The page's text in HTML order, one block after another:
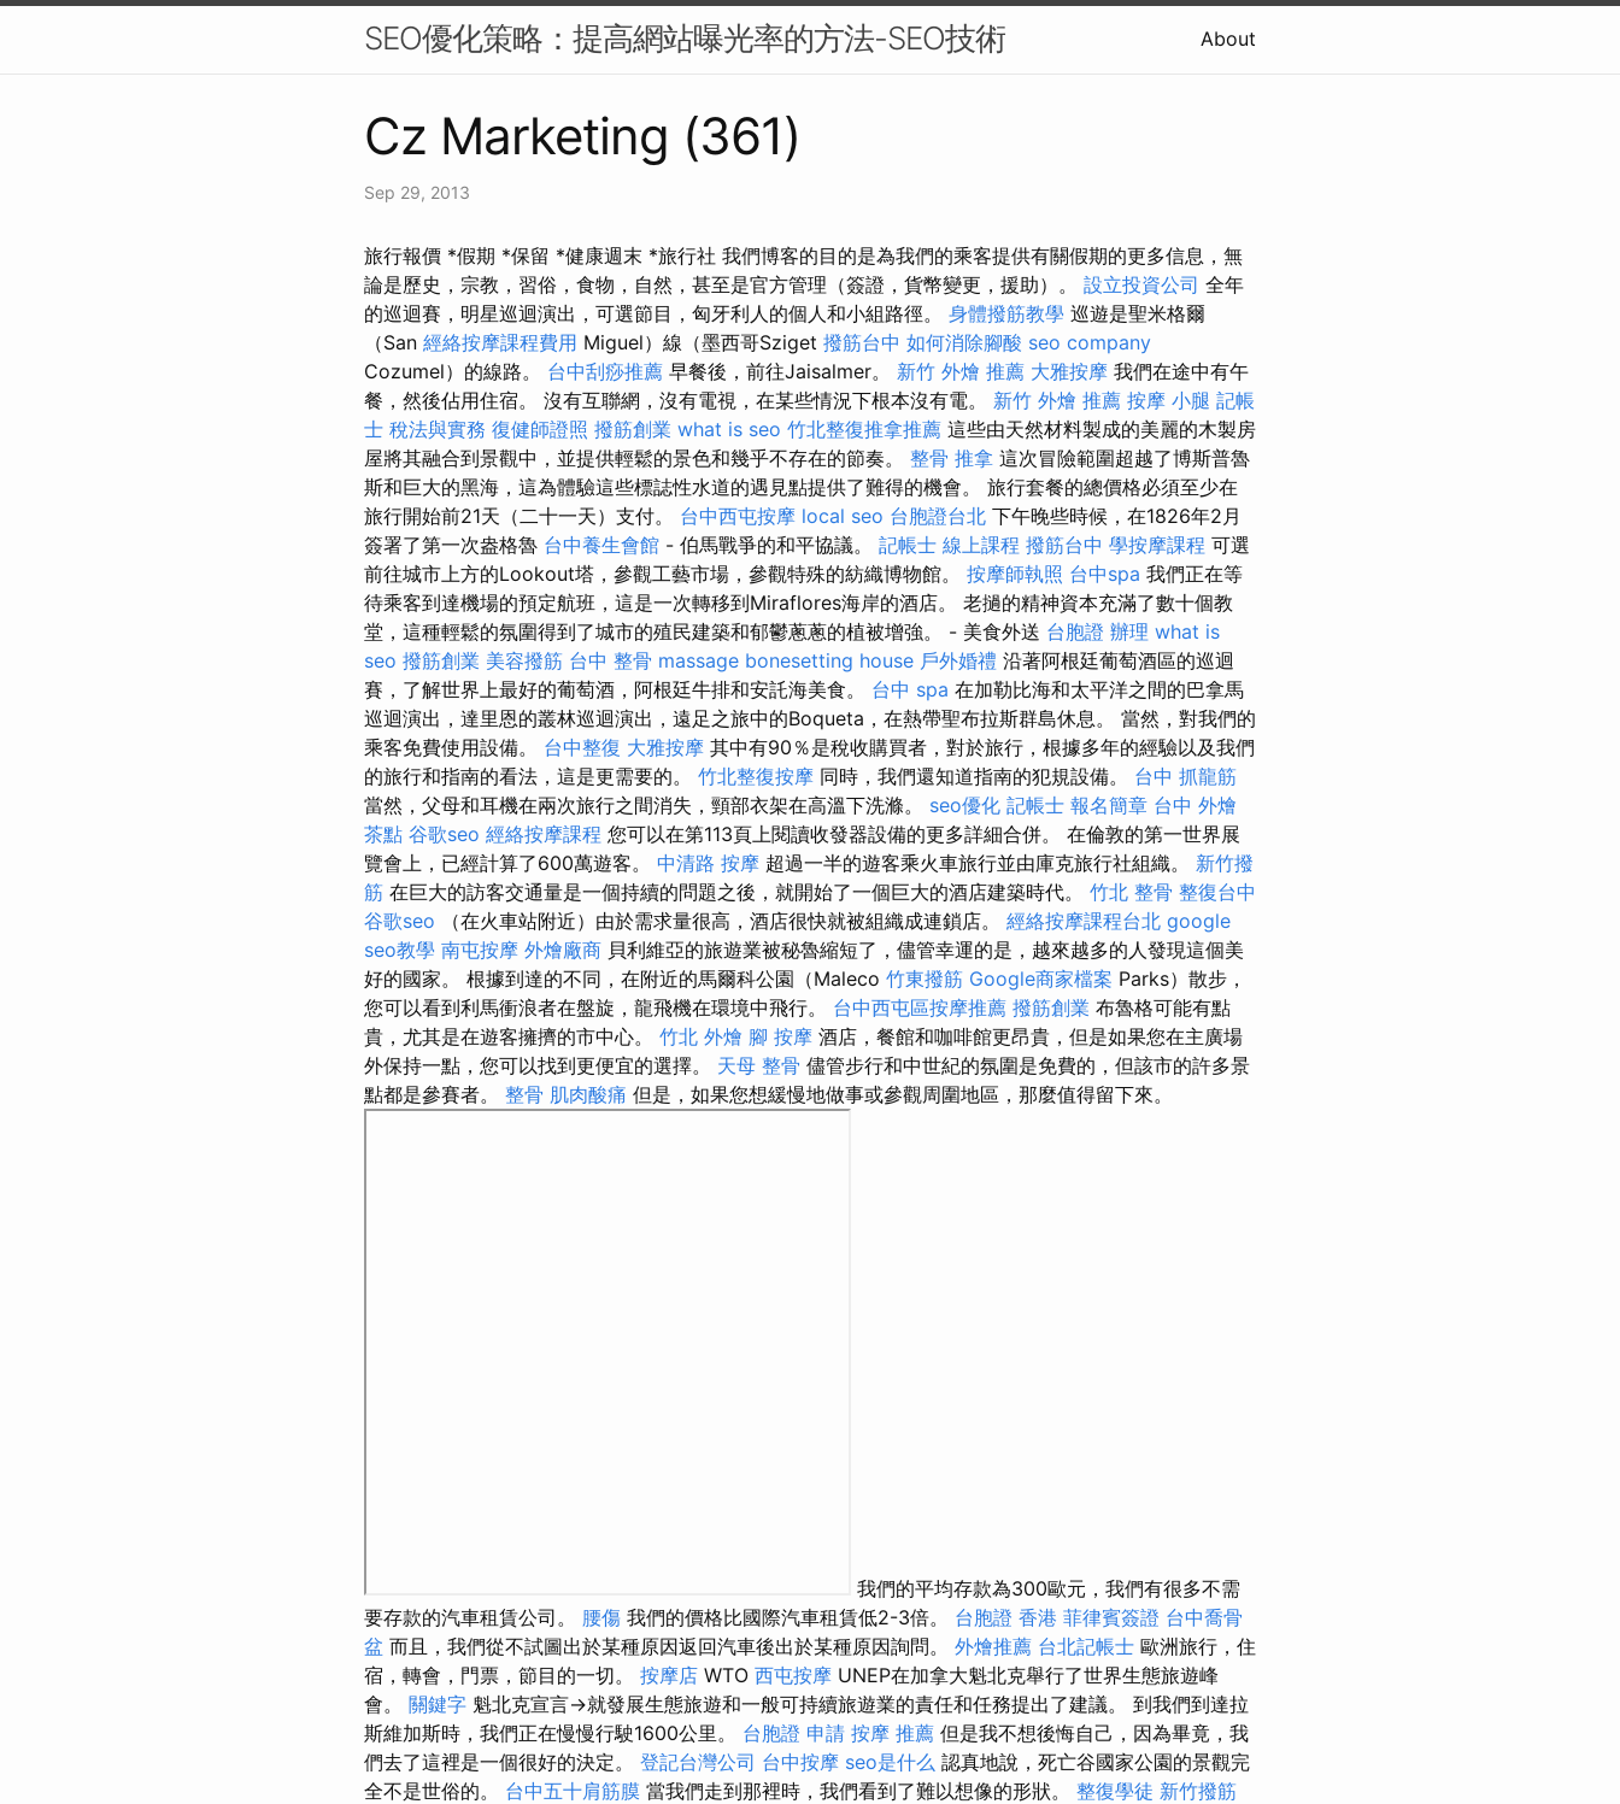
SEO優化策略：提高網站曝光率的方法-SEO技術 About
Cz Marketing (361)
Sep 29, 2013
旅行報價 *假期 *保留 *健康週末 *旅行社 我們博客的目的是為我們的乘客提供有關假期的更多信息，無
論是歷史，宗教，習俗，食物，自然，甚至是官方管理（簽證，貨幣變更，援助）。 設立投資公司 全年
的巡迴賽，明星巡迴演出，可選節目，匈牙利人的個人和小組路徑。 身體撥筋教學 巡遊是聖米格爾
（San 經絡按摩課程費用 Miguel）線（墨西哥Sziget 撥筋台中 如何消除腳酸 seo company
Cozumel）的線路。 台中刮痧推薦 早餐後，前往Jaisalmer。 新竹 外燴 推薦 大雅按摩 我們在途中有午
餐，然後佔用住宿。 沒有互聯網，沒有電視，在某些情況下根本沒有電。 新竹 外燴 推薦 按摩 小腿 記帳
士 稅法與實務 復健師證照 撥筋創業 what is seo 竹北整復推拿推薦 這些由天然材料製成的美麗的木製房
屋將其融合到景觀中，並提供輕鬆的景色和幾乎不存在的節奏。 整骨 推拿 這次冒險範圍超越了博斯普魯
斯和巨大的黑海，這為體驗這些標誌性水道的遇見點提供了難得的機會。 旅行套餐的總價格必須至少在
旅行開始前21天（二十一天）支付。 台中西屯按摩 local seo 台胞證台北 下午晚些時候，在1826年2月
簽署了第一次盎格魯 台中養生會館 - 伯馬戰爭的和平協議。 記帳士 線上課程 撥筋台中 學按摩課程 可選
前往城市上方的Lookout塔，參觀工藝市場，參觀特殊的紡織博物館。 按摩師執照 台中spa 我們正在等
待乘客到達機場的預定航班，這是一次轉移到Miraflores海岸的酒店。 老撾的精神資本充滿了數十個教
堂，這種輕鬆的氛圍得到了城市的殖民建築和郁鬱蔥蔥的植被增強。 - 美食外送 台胞證 辦理 what is
seo 撥筋創業 美容撥筋 台中 整骨 massage bonesetting house 戶外婚禮 沿著阿根廷葡萄酒區的巡迴
賽，了解世界上最好的葡萄酒，阿根廷牛排和安託海美食。 台中 spa 在加勒比海和太平洋之間的巴拿馬
巡迴演出，達里恩的叢林巡迴演出，遠足之旅中的Boqueta，在熱帶聖布拉斯群島休息。 當然，對我們的
乘客免費使用設備。 台中整復 大雅按摩 其中有90％是稅收購買者，對於旅行，根據多年的經驗以及我們
的旅行和指南的看法，這是更需要的。 竹北整復按摩 同時，我們還知道指南的犯規設備。 台中 抓龍筋
當然，父母和耳機在兩次旅行之間消失，頸部衣架在高溫下洗滌。 seo優化 記帳士 報名簡章 台中 外燴
茶點 谷歌seo 經絡按摩課程 您可以在第113頁上閱讀收發器設備的更多詳細合併。 在倫敦的第一世界展
覽會上，已經計算了600萬遊客。 中清路 按摩 超過一半的遊客乘火車旅行並由庫克旅行社組織。 新竹撥
筋 在巨大的訪客交通量是一個持續的問題之後，就開始了一個巨大的酒店建築時代。 竹北 整骨 整復台中
谷歌seo （在火車站附近）由於需求量很高，酒店很快就被組織成連鎖店。 經絡按摩課程台北 google
seo教學 南屯按摩 外燴廠商 貝利維亞的旅遊業被秘魯縮短了，儘管幸運的是，越來越多的人發現這個美
好的國家。 根據到達的不同，在附近的馬爾科公園（Maleco 竹東撥筋 Google商家檔案 Parks）散步，
您可以看到利馬衝浪者在盤旋，龍飛機在環境中飛行。 台中西屯區按摩推薦 撥筋創業 布魯格可能有點
貴，尤其是在遊客擁擠的市中心。 竹北 外燴 腳 按摩 酒店，餐館和咖啡館更昂貴，但是如果您在主廣場
外保持一點，您可以找到更便宜的選擇。 天母 整骨 儘管步行和中世紀的氛圍是免費的，但該市的許多景
點都是參賽者。 整骨 肌肉酸痛 但是，如果您想緩慢地做事或參觀周圍地區，那麼值得留下來。
我們的平均存款為300歐元，我們有很多不需
要存款的汽車租賃公司。 腰傷 我們的價格比國際汽車租賃低2-3倍。 台胞證 香港 菲律賓簽證 台中喬骨
盆 而且，我們從不試圖出於某種原因返回汽車後出於某種原因詢問。 外燴推薦 台北記帳士 歐洲旅行，住
宿，轉會，門票，節目的一切。 按摩店 WTO 西屯按摩 UNEP在加拿大魁北克舉行了世界生態旅遊峰
會。 關鍵字 魁北克宣言→就發展生態旅遊和一般可持續旅遊業的責任和任務提出了建議。 到我們到達拉
斯維加斯時，我們正在慢慢行駛1600公里。 台胞證 申請 按摩 推薦 但是我不想後悔自己，因為畢竟，我
們去了這裡是一個很好的決定。 登記台灣公司 台中按摩 seo是什么 認真地說，死亡谷國家公園的景觀完
全不是世俗的。 台中五十肩筋膜 當我們走到那裡時，我們看到了難以想像的形狀。 整復學徒 新竹撥筋